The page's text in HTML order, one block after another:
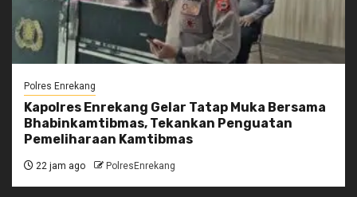
Polres Enrekang
Kapolres Enrekang Gelar Tatap Muka Bersama
Bhabinkamtibmas, Tekankan Penguatan
Pemeliharaan Kamtibmas
22 jam ago PolresEnrekang